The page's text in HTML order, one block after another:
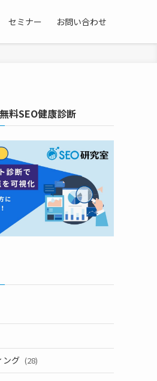
セミナー お問い合わせ
料SEO健康診断
ング (28)